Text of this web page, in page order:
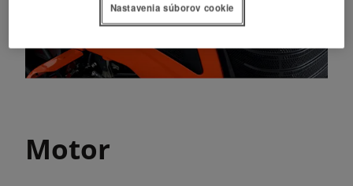
Motor
Nastavenia súborov cookie